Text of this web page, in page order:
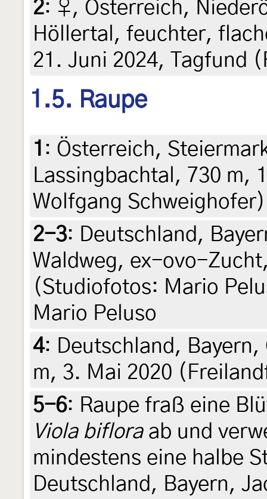
2: ♀, Österreich,
Höllertal, feuchter,
21. Juni 2024, Tagfund
1.5. Raupe
1 : Österreich,
Lassingbachtal, 730 m,
Wolfgang Schweighofer)
2-3: Deutschland,
Waldweg, ex-ovo-
(Studiofotos: Mario
Mario Peluso
4: Deutschland,
m, 3. Mai 2020
5-6: Raupe fraß eine
Viola bifloraab und
mindestens eine halbe
Deutschland, Bayern,